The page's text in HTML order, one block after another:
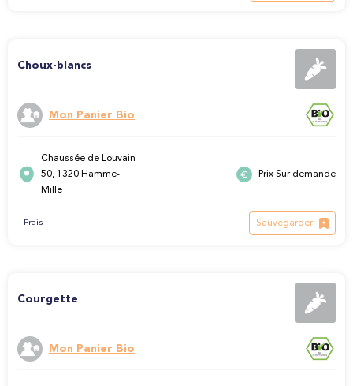
Choux-blancs
Mon Panier Bio
Chaussée de Louvain
50, 1320 Hamme-
Mille
Prix Sur demande
Frais Sauvegarder
Courgette
Mon Panier Bio